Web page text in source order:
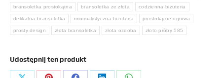
bransoletka prostokątna bransoletka ze złota codzienna biżuteria
delikatna bransoletka minimalistyczna biżuteria prostokątne ogniwa
prosty design złota bransoletka złota ozdoba złoto próby 585
Udostępnij ten produkt